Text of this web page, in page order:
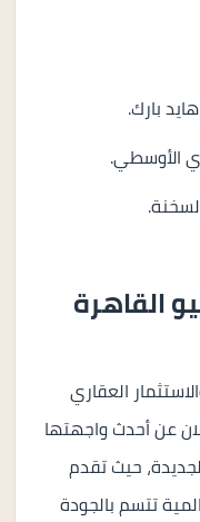
بارك.
الأوسطي.
القاهرة
العقاري
عن أحدث واجهتها
حيث تقدم
تتسم بالجودة